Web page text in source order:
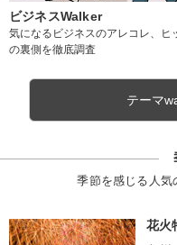
ビジネスWalker
気になるビジネスのアレコレ、ヒ
の裏側を徹底調査
テーマ
季節を感じる人気
花火